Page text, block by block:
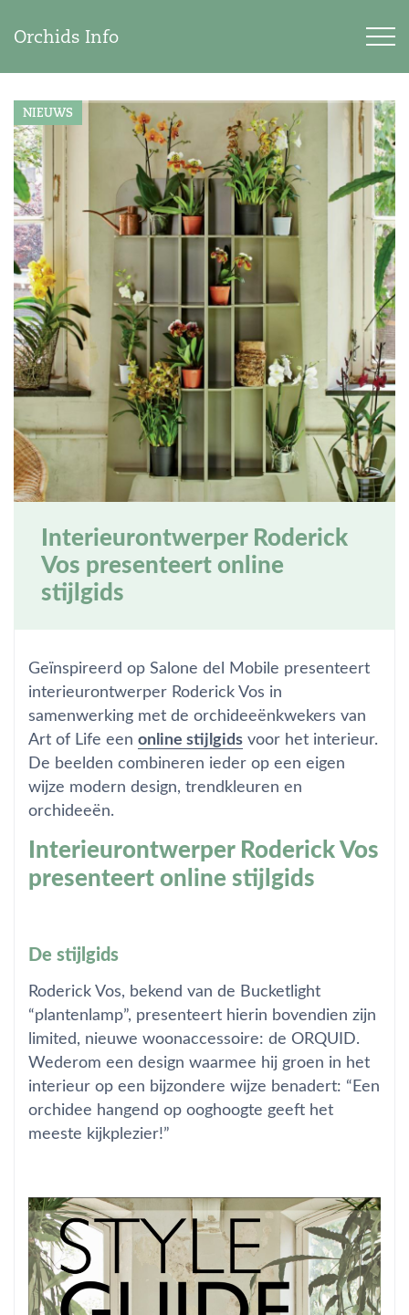
Orchids Info
NIEUWS
Interieurontwerper Roderick
Vos presenteert online
stijlgids
Geïnspireerd op Salone del Mobile presenteert
interieurontwerper Roderick Vos in
samenwerking met de orchideeënkwekers van
Art of Life een online stijlgids voor het interieur.
De beelden combineren ieder op een eigen
wijze modern design, trendkleuren en
orchideeën.
Interieurontwerper Roderick Vos
presenteert online stijlgids
De stijlgids
Roderick Vos, bekend van de Bucketlight
“plantenlamp”, presenteert hierin bovendien zijn
limited, nieuwe woonaccessoire: de ORQUID.
Wederom een design waarmee hij groen in het
interieur op een bijzondere wijze benadert: “Een
orchidee hangend op ooghoogte geeft het
meeste kijkplezier!”